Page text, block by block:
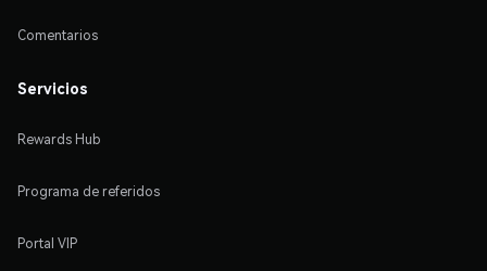
Comentarios
Servicios
Rewards Hub
Programa de referidos
Portal VIP